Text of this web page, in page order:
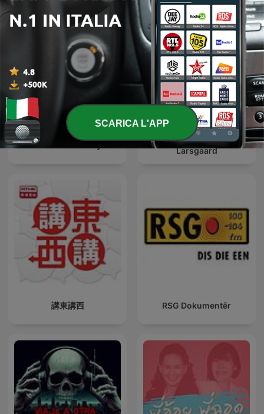
Čestmír Strakatý
HENLAGT – Andy
Larsgaard
講東講西 RSG Dokumentêr
SCARICA L'APP